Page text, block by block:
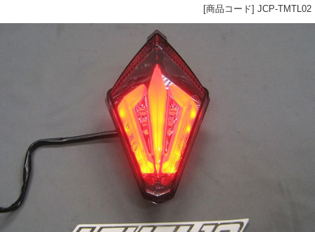
[商品コード] JCP-TMTL02